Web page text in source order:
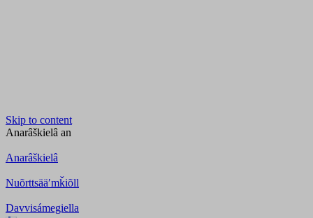
Skip to content
Anarâškielâ an
Anarâškielâ
Nuõrttsääʹmǩiõll
Davvisámegiella